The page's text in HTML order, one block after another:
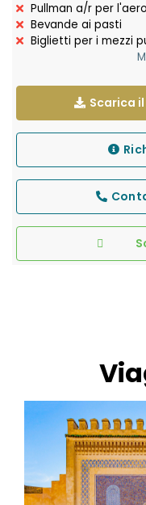
Pullman a/r per
Bevande ai pasti
Biglietti per i mezzi
Q.I. e Assicurazione
Scarica